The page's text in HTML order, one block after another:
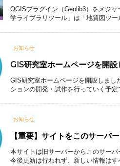
QGISプラグイン（Geolib3）をメジ
学ライブラリツール」は「地質図ツ
お知らせ
GIS研究室ホームページを開設
GIS研究室ホームページを開設しま
ションの開発・試作を行っていく予定
お知らせ
【重要】サイトをこのサーバ
本サイトは旧サーバーからこのサー
今後更新は行われず、新しい情報は